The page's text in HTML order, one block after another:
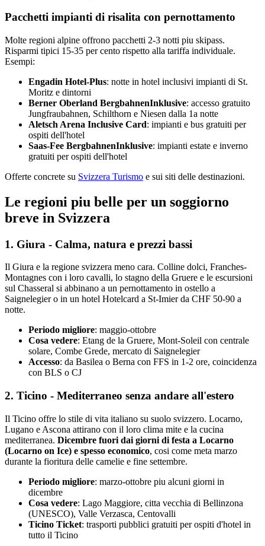
Pacchetti impianti di risalita con pernottamento
Molte regioni alpine offrono pacchetti 2-3 notti piu skipass.
Risparmi tipici 15-35 per cento rispetto alla tariffa individuale.
Esempi:
Engadin Hotel-Plus: notte in hotel inclusivi impianti di St.
Moritz e dintorni
Berner Oberland BergbahnenInklusive: accesso gratuito
Jungfraubahnen, Schilthorn e Niesen dalla 1a notte
Aletsch Arena Inclusive Card: impianti e bus gratuiti per
ospiti dell'hotel
Saas-Fee BergbahnenInklusive: impianti estate e inverno
gratuiti per ospiti dell'hotel
Offerte concrete su Svizzera Turismo e sui siti delle destinazioni.
Le regioni piu belle per un soggiorno
breve in Svizzera
1. Giura - Calma, natura e prezzi bassi
Il Giura e la regione svizzera meno cara. Colline dolci, Franches-
Montagnes con i loro cavalli, lo stagno della Gruere e le escursioni
sul Chasseral si abbinano a un pernottamento in ostello a
Saignelegier o in un hotel Hotelcard a St-Imier da CHF 50-90 a
notte.
Periodo migliore: maggio-ottobre
Cosa vedere: Etang de la Gruere, Mont-Soleil con centrale
solare, Combe Grede, mercato di Saignelegier
Accesso: da Basilea o Berna con FFS in 1-2 ore, coincidenza
con BLS o CJ
2. Ticino - Mediterraneo senza andare all'estero
Il Ticino offre lo stile di vita italiano su suolo svizzero. Locarno,
Lugano e Ascona attirano con il loro clima mite e la cucina
mediterranea. Dicembre fuori dai giorni di festa a Locarno
(Locarno on Ice) e spesso economico, cosi come meta marzo
durante la fioritura delle camelie e fine settembre.
Periodo migliore: marzo-ottobre piu alcuni giorni in
dicembre
Cosa vedere: Lago Maggiore, citta vecchia di Bellinzona
(UNESCO), Valle Verzasca, Centovalli
Ticino Ticket: trasporti pubblici gratuiti per ospiti d'hotel in
tutto il Ticino